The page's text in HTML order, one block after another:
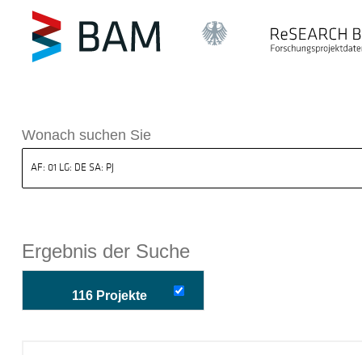
BAM
Wonach suchen Sie
Ergebnis der Suche
116 Projekte